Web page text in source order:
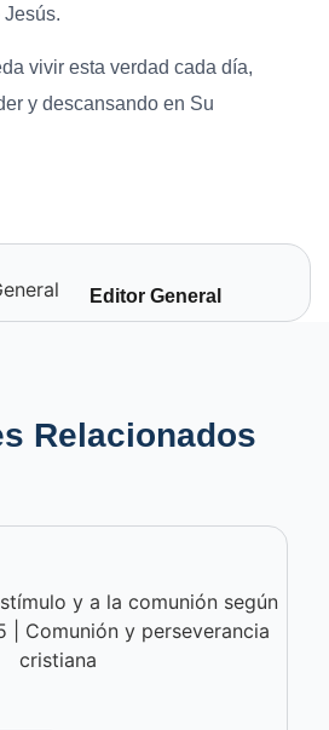
vivir esta verdad cada día,
y descansando en Su
Editor General
Relacionados